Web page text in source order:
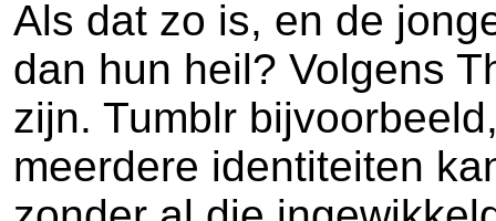
Als dat zo is, en de
dan hun heil? Volgens
zijn. Tumblr
meerdere identiteiten